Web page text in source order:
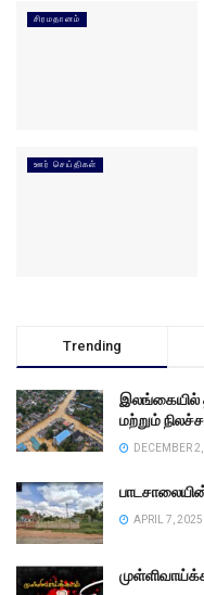
சிரமதானம்
ஊர் செய்திகள்
Trending
இலங்கையில்
மற்றும்
DECEMBER
APRIL 7, 2025